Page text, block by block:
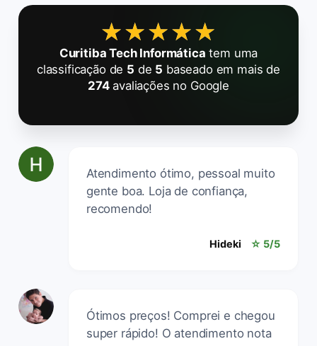
★★★★★
★★★★★
Curitiba Tech Informática tem uma
classificação de 5 de 5 baseado em mais de
274avaliações no Google
Atendimento ótimo, pessoal muito
gente boa. Loja de confiança,
recomendo!
Hideki ☆ 5/5
Ótimos preços! Comprei e chegou
super rápido! O atendimento nota